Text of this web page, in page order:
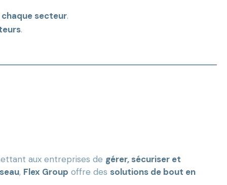
secteur.
.
aux entreprises de gérer, sécuriser et
, Flex Group offre des solutions de bout en